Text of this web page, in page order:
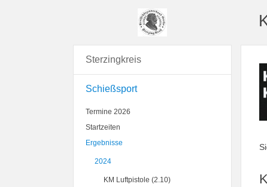
Sterzingkreis
Schießsport
Termine 2026
Startzeiten
Ergebnisse
2024
KM Luftpistole (2.10)